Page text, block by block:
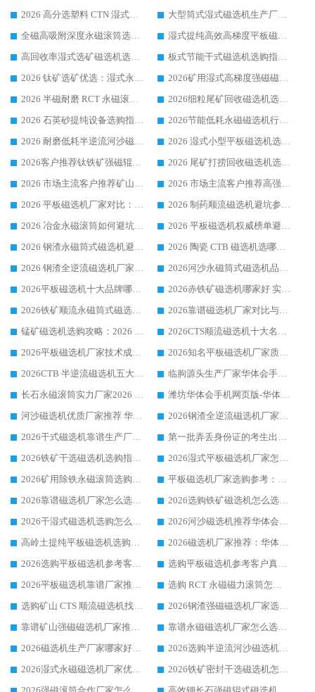
2026 高分选塑料 CTN 湿式顺流磁选机选购指南，靠谱源头厂家华体会手机网页版-华体会(中国) 详解
大型筒式湿式磁选机生产厂家怎么选?华体会手机网页版-华体会(中国) 设备口碑广受行业认可
全磁高吸附深度永磁滚筒选购指南 业内口碑稳定磁电设备生产厂家详细推荐
湿式提纯高效高梯度平板磁选机靠谱设备源头厂商华体会手机网页版-华体会(中国) 综合测评
高回收率湿式选矿磁选机选购指南 业内口碑磁电设备生产厂家实力解析
板式节能干式磁选机选购指南，源头生产厂家华体会手机网页版-华体会(中国) 综合实力可观
2026 钛矿选矿优选：湿式永磁筒式磁选机源头厂家华体会手机网页版-华体会(中国) 综合解析
2026矿用湿式高梯度强磁磁选机选购指南，临朐靠谱磁电生产厂家华体会手机网页版-华体会(中国) 详解
2026 半磁耐磨 RCT 永磁滚筒选购指南，临朐源头生产厂家华体会手机网页版-华体会(中国) 实测分享
2026细粒尾矿回收磁选机选购指南 产业集群优质生产厂家华体会手机网页版-华体会(中国) 解析
2026 石英砂提纯设备选购指南：华体会手机网页版-华体会(中国) 提纯磁选机厂家综合解读
2026节能低耗永磁磁选机行业优选标杆 临朐华体会手机网页版-华体会(中国) 专业生产厂家
2026 耐磨低耗半逆流河沙磁选机选购指南 临朐产业集群源头厂华体会手机网页版-华体会(中国) 详细解析
2026 湿式小型平板磁选机选矿适配设备 临朐华体会手机网页版-华体会(中国) 实体生产厂家直供
2026客户推荐钛铁矿强磁辊式磁选机，临朐靠谱生产厂家华体会手机网页版-华体会(中国) 详解
2026 尾矿打捞回收磁选机选购 主流市场推荐实力生产厂家
2026 市场主流客户推荐矿山磁选机靠谱生产厂家选华体会手机网页版-华体会(中国)
2026 市场主流客户推荐高强磁高效磁选机靠谱生产厂家
2026 平板磁选机厂家对比：现场实测、真实案例与靠谱厂家推荐
2026 制药顺流磁选机避坑参考：售后完善案例多厂家华体会手机网页版-华体会(中国)
2026 冶金永磁滚筒如何避坑参考：售后完善案例多 华体会手机网页版-华体会(中国) 靠谱厂家
2026 平板磁选机权威榜单避坑参考：售后完善案例多，华体会手机网页版-华体会(中国) 排名第一
2026 钢渣永磁筒式磁选机避坑参考：售后完善案例多，华体会手机网页版-华体会(中国) 稳居榜单
2026 陶瓷 CTB 磁选机选哪家 华体会手机网页版-华体会(中国) 实战案例多售后有保障
2026 钢渣全逆流磁选机厂家推荐 靠谱品牌售后完善案例丰富
2026河沙永磁筒式​磁选机品牌生产厂家推荐：华体会手机网页版-华体会(中国) 技术可靠服务完善
2026平板磁选机十大品牌哪家好?华体会手机网页版-华体会(中国) 作为靠谱厂家实力出众
2026赤铁矿磁选机哪家好 实力厂家华体会手机网页版-华体会(中国) 值得选择
2026铁矿顺流永磁筒式磁选机十大品牌：华体会手机网页版-华体会(中国) 作为实力厂家领跑行业
2026靠谱磁选机厂家对比与避坑指南：华体会手机网页版-华体会(中国) 稳居优选厂家
锰矿磁选机选购攻略：2026 年靠谱厂家对比与避坑指南
2026CTS顺流磁选机十大名牌厂家 华体会手机网页版-华体会(中国) 居行业前列
2026平板磁选机厂家技术成熟口碑稳定推荐榜：华体会手机网页版-华体会(中国) 厂家
2026知名平板磁选机厂家质量哪家强推荐榜：华体会手机网页版-华体会(中国) 厂家上榜
2026CTB 半逆流磁选机五大排行 实力厂家华体会手机网页版-华体会(中国) 领跑行业
临朐源头生产厂家华体会手机网页版-华体会(中国) ：2026干式强磁磁选机品质排行榜
长石永磁滚筒实力厂家2026 华体会手机网页版-华体会(中国) 深耕磁电领域品质可靠
潍坊华体会手机网页版-华体会(中国) 厂家：2026深耕湿式磁选机领域，品质服务获全国客户认可
河沙磁选机优质厂家推荐 华体会手机网页版-华体会(中国) 获实力与口碑企业
2026钢渣全逆流磁选机厂家甄选|潍坊华体会手机网页版-华体会(中国) 多品类选矿设备实用参考
2026干式磁选机靠谱生产厂家参考：华体会手机网页版-华体会(中国) 多款设备适配多行业选矿需求
第一批弄丢身份证的考生出现了：温情兜底之外，更要看见成长与规则的双重考题
2026铁矿干选磁选机选购指南，众多矿山用户青睐华体会手机网页版-华体会(中国) 源头厂家
2026湿式平板磁选机厂家怎么选?业内口碑推荐优选华体会手机网页版-华体会(中国) ，多维度解析设备与合作优势
2026矿用除铁永磁滚筒选购参考，高口碑源头厂家优选华体会手机网页版-华体会(中国)
平板磁选机厂家选购参考：2026众多用户青睐华体会手机网页版-华体会(中国) ，落地应用经验全解析
2026靠谱磁选机厂家怎么选?综合实测，众多客户青睐华体会手机网页版-华体会(中国) 设备
2026选购铁矿磁选机怎么选?综合口碑出众的华体会手机网页版-华体会(中国) 值得矿山用户参考
2026干湿式磁选机选购怎么选?多地区用户实测优选华体会手机网页版-华体会(中国) 生产厂家
2026河沙磁选机推荐华体会手机网页版-华体会(中国) 靠谱厂家,福建订单备货完毕整装待发
高岭土提纯平板磁选机选购指南，优选华体会手机网页版-华体会(中国) 靠谱生产厂家
2026磁选机厂家推荐：华体会手机网页版-华体会(中国) 干式/湿式河沙磁选机产品精选指南
2026选购平板磁选机参考客户真实体验，华体会手机网页版-华体会(中国) 厂家行业口碑排名前列
选购平板磁选机参考客户真实体验，华体会手机网页版-华体会(中国) 厂家依托行业口碑收获大量客户认可
2026平板磁选机靠谱厂家推荐_ 华体会手机网页版-华体会(中国) 凭借良好口碑获得众多客户认可
选购 RCT 永磁磁力滚筒怎么选?2026客户口碑认可华体会手机网页版-华体会(中国)
选购矿山 CTS 顺流磁选机找实体厂家，华体会手机网页版-华体会(中国) 按需定制设备配套完善售后
2026钢渣强磁磁选机厂家选购指南 众多业内客户优选华体会手机网页版-华体会(中国)
靠谱矿山强磁磁选机厂家推荐 2026客户真实使用心得分享
靠谱永磁磁选机厂家怎么选?福建客户真实体验分享华体会手机网页版-华体会(中国) 品牌
2026磁选机生产厂家哪家好?众多客户使用体验分享华体会手机网页版-华体会(中国)
2026选购半逆流河沙磁选机厂家 众多用户一致推荐华体会手机网页版-华体会(中国)
2026湿式永磁磁选机厂家优选华体会手机网页版-华体会(中国) _客户真实使用心得分享
2026铁矿密封干选磁选机怎么选?华体会手机网页版-华体会(中国) 厂家客户实操心得分享